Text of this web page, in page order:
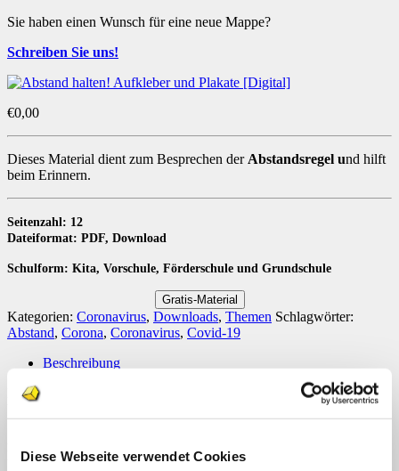
Diese Webseite verwendet Cookies
Sie haben einen Wunsch für eine neue Mappe?
Schreiben Sie uns!
€0,00
Dieses Material dient zum Besprechen der Abstandsregel und hilft
beim Erinnern.
Seitenzahl: 12
Dateiformat: PDF, Download
Schulform: Kita, Vorschule, Förderschule und Grundschule
Gratis-Material
Kategorien: Coronavirus, Downloads, Themen Schlagwörter:
Abstand, Corona, Coronavirus, Covid-19
Beschreibung
Dieses Material dient zum Besprechen der
Abstandsregelund hilft
Es besteht aus Aufklebern, auf denen ein Junge oder ein Mädchen